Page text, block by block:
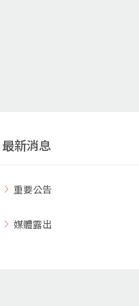
最新消息
重要公告
媒體露出